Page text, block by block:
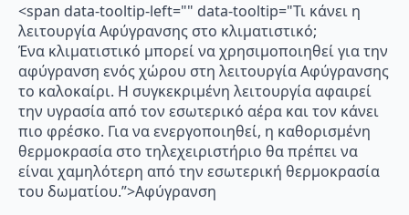
<span data-tooltip-left="" data-tooltip="Τι κάνει η
λειτουργία Αφύγρανσης στο κλιματιστικό;
Ένα κλιματιστικό μπορεί να χρησιμοποιηθεί για την
αφύγρανση ενός χώρου στη λειτουργία Αφύγρανσης
το καλοκαίρι. Η συγκεκριμένη λειτουργία αφαιρεί
την υγρασία από τον εσωτερικό αέρα και τον κάνει
πιο φρέσκο. Για να ενεργοποιηθεί, η καθορισμένη
θερμοκρασία στο τηλεχειριστήριο θα πρέπει να
είναι χαμηλότερη από την εσωτερική θερμοκρασία
του δωματίου.”>Αφύγρανση